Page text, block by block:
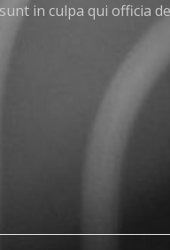
in culpa qui officia